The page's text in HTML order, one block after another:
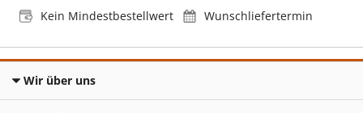
Kein Mindestbestellwert Wunschliefertermin
Wir über uns